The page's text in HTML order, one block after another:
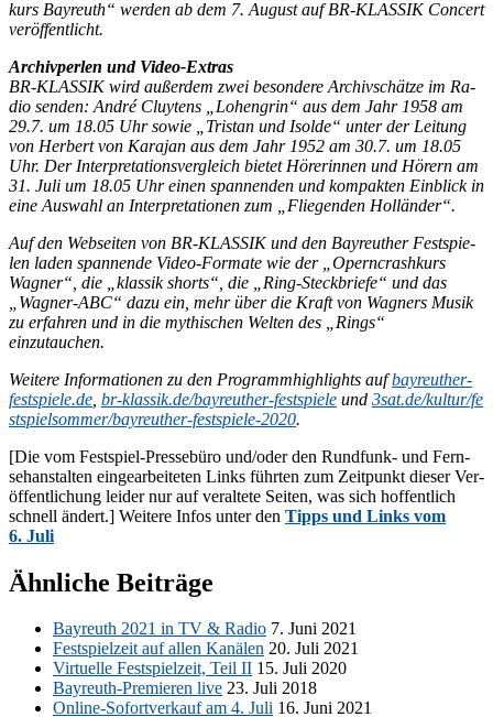
kurs Bay­reuth“ wer­den ab dem 7. Au­gust auf BR-KLAS­SIK Con­cert
veröffentlicht.
Ar­chiv­per­len und Video-Extras
BR-KLAS­SIK wird au­ßer­dem zwei be­son­de­re Ar­chiv­schät­ze im Ra­
dio sen­den: An­dré Cluy­tens „Lo­hen­grin“ aus dem Jahr 1958 am
29.7. um 18.05 Uhr so­wie „Tris­tan und Isol­de“ un­ter der Lei­tung
von Her­bert von Ka­ra­jan aus dem Jahr 1952 am 30.7. um 18.05
Uhr. Der In­ter­pre­ta­ti­ons­ver­gleich bie­tet Hö­re­rin­nen und Hö­rern am
31. Juli um 18.05 Uhr ei­nen span­nen­den und kom­pak­ten Ein­blick in
eine Aus­wahl an In­ter­pre­ta­tio­nen zum „Flie­gen­den Holländer“.
Auf den Web­sei­ten von BR-KLAS­SIK und den Bay­reu­ther Fest­spie­
len la­den span­nen­de Vi­deo-For­ma­te wie der „Opern­crash­kurs
Wag­ner“, die „klas­sik shorts“, die „Ring-Steck­brie­fe“ und das
„Wag­ner-ABC“ dazu ein, mehr über die Kraft von Wag­ners Mu­sik
zu er­fah­ren und in die my­thi­schen Wel­ten des „Rings“
einzutauchen.
Wei­te­re In­for­ma­tio­nen zu den Pro­gramm­high­lights aufbay​reu​ther​-
fest​spie​le​.de br​-klas​sik​.de/​b​a​y​r​e​u​t​h​e​r​-​f​e​s​t​s​p​i​ele und 3sat​.de/​k​u​l​t​u​r​/​f​e​
s​t​s​p​i​e​l​s​o​m​m​e​r​/​b​a​y​r​e​u​t​h​e​r​-​f​e​s​t​s​p​i​e​l​e​-​2​020.
[Die vom Fest­spiel-Pres­se­bü­ro und/​oder den Rund­funk- und Fern­
seh­an­stal­ten ein­ge­ar­bei­te­ten Links führ­ten zum Zeit­punkt die­ser Ver­
öf­fent­li­chung lei­der nur auf ver­al­te­te Sei­ten, was sich hof­fent­lich
schnell än­dert.] Wei­te­re In­fos un­ter den Tipps und Links vom
6. Juli
Ähnliche Beiträge
Bay­reuth 2021 in TV & Ra­dio 7. Juni 2021
Fest­spiel­zeit auf al­len Ka­nä­len 20. Juli 2021
Vir­tu­el­le Fest­spiel­zeit, Teil II 15. Juli 2020
Bay­reuth-Pre­mie­ren live 23. Juli 2018
On­line-So­fort­ver­kauf am 4. Juli 16. Juni 2021